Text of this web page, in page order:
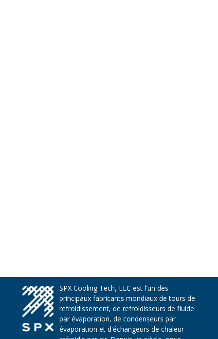
SPX Cooling Tech, LLC est l'un des
principaux fabricants mondiaux de tours de
refroidissement, de refroidisseurs de fluide
par évaporation, de condenseurs par
évaporation et d'échangeurs de chaleur